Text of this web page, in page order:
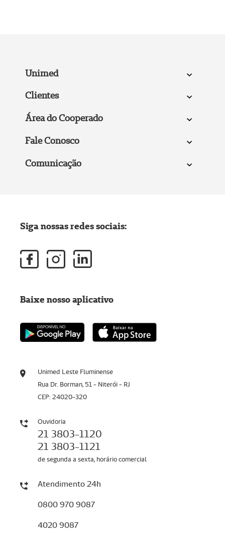
Unimed
Clientes
Área do Cooperado
Fale Conosco
Comunicação
Unimed Leste Fluminense
Rua Dr. Borman, 51 - Niterói - RJ
CEP: 24020-320
Ouvidoria
21 3803-1120
21 3803-1121
de segunda a sexta, horário comercial
Atendimento 24h
0800 970 9087
4020 9087
Siga nossas redes sociais:
Baixe nosso aplicativo